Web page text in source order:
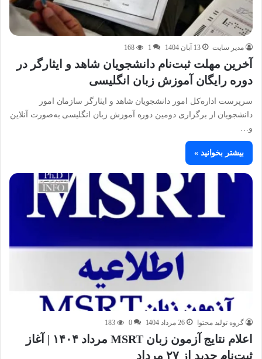
مدیر سایت 13 آبان 1404 1
168
آخرین مهلت ثبت‌نام دانشجویان شاهد و ایثارگر در
دوره رایگان آموزش زبان انگلیسی
سرپرست اداره‌کل امور دانشجویان شاهد و ایثارگر سازمان امور
دانشجویان از برگزاری دومین دوره آموزش زبان انگلیسی به‌صورت آنلاین
و…
بیشتر بخوانید »
گروه تولید محتوا 26 مرداد 1404 0
183
اعلام نتایج آزمون زبان MSRT مرداد ۱۴۰۴ | آغاز
ثبت‌نام جدید از ۲۷ مرداد